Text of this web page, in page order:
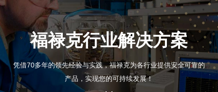
福禄克行业解决方案
凭借70多年的领先经验与实践，福禄克为各行业提供安全可靠的
产品，实现您的可持续发展！